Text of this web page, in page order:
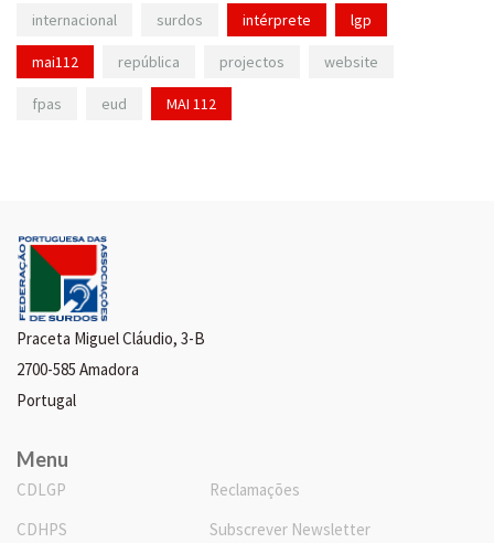
internacional surdos intérprete lgp
mai112 república projectos website
fpas eud MAI 112
Praceta Miguel Cláudio, 3-B
2700-585 Amadora
Portugal
Menu
CDLGP
CDHPS
Reclamações
Subscrever Newsletter